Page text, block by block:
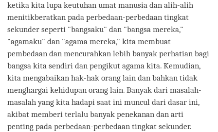
ketika kita lupa keutuhan umat manusia dan alih-alih
menitikberatkan pada perbedaan-perbedaan tingkat
sekunder seperti "bangsaku" dan "bangsa mereka,"
"agamaku" dan "agama mereka," kita membuat
pembedaan dan mencurahkan lebih banyak perhatian bagi
bangsa kita sendiri dan pengikut agama kita. Kemudian,
kita mengabaikan hak-hak orang lain dan bahkan tidak
menghargai kehidupan orang lain. Banyak dari masalah-
masalah yang kita hadapi saat ini muncul dari dasar ini,
akibat memberi terlalu banyak penekanan dan arti
penting pada perbedaan-perbedaan tingkat sekunder.